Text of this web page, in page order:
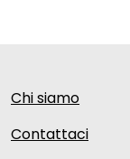
Chi siamo
Contattaci